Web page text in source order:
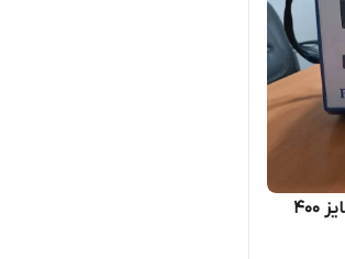
دستگاه الکتروفیوژن پارت سایز 400